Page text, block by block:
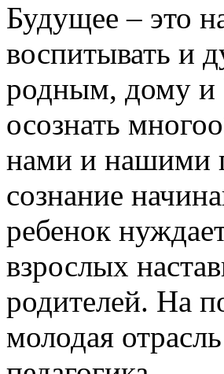
Будущее – это
воспитывать и
родным, дому и
осознать
нами и нашими
сознание
ребенок
взрослых
родителей. На
молодая